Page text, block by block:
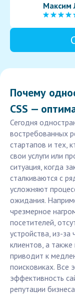
Максим
Почему
CSS —
Сегодня
востребованных
стартапов и тех,
свои услуги или
ситуация, когда
сталкиваются с
усложняют
ожидания.
чрезмерное
посетителей,
устройства, из-
клиентов, а
приводит к
поисковиках. Все
эффективность
репутации